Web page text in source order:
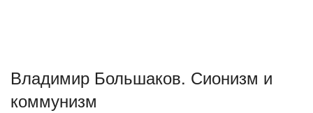
Владимир Большаков. Сионизм и
коммунизм